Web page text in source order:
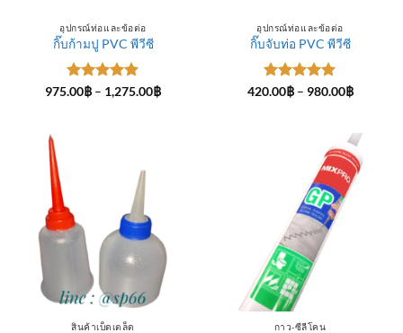
อุปกรณ์ท่อและข้อต่อ
กิ๊บก้ามปู PVC พีวีซี
ให้คะแนน
975.00฿ – 1,275.00฿Price
อุปกรณ์ท่อและข้อต่อ
กิ๊บจับท่อ PVC พีวีซี
ให้คะแนน
420.00฿ – 980.00฿Price
980.00฿
สินค้าเบ็ดเตล็ด กาว-ซีลีโคน